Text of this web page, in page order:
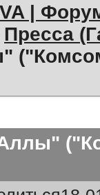
|
Пресса